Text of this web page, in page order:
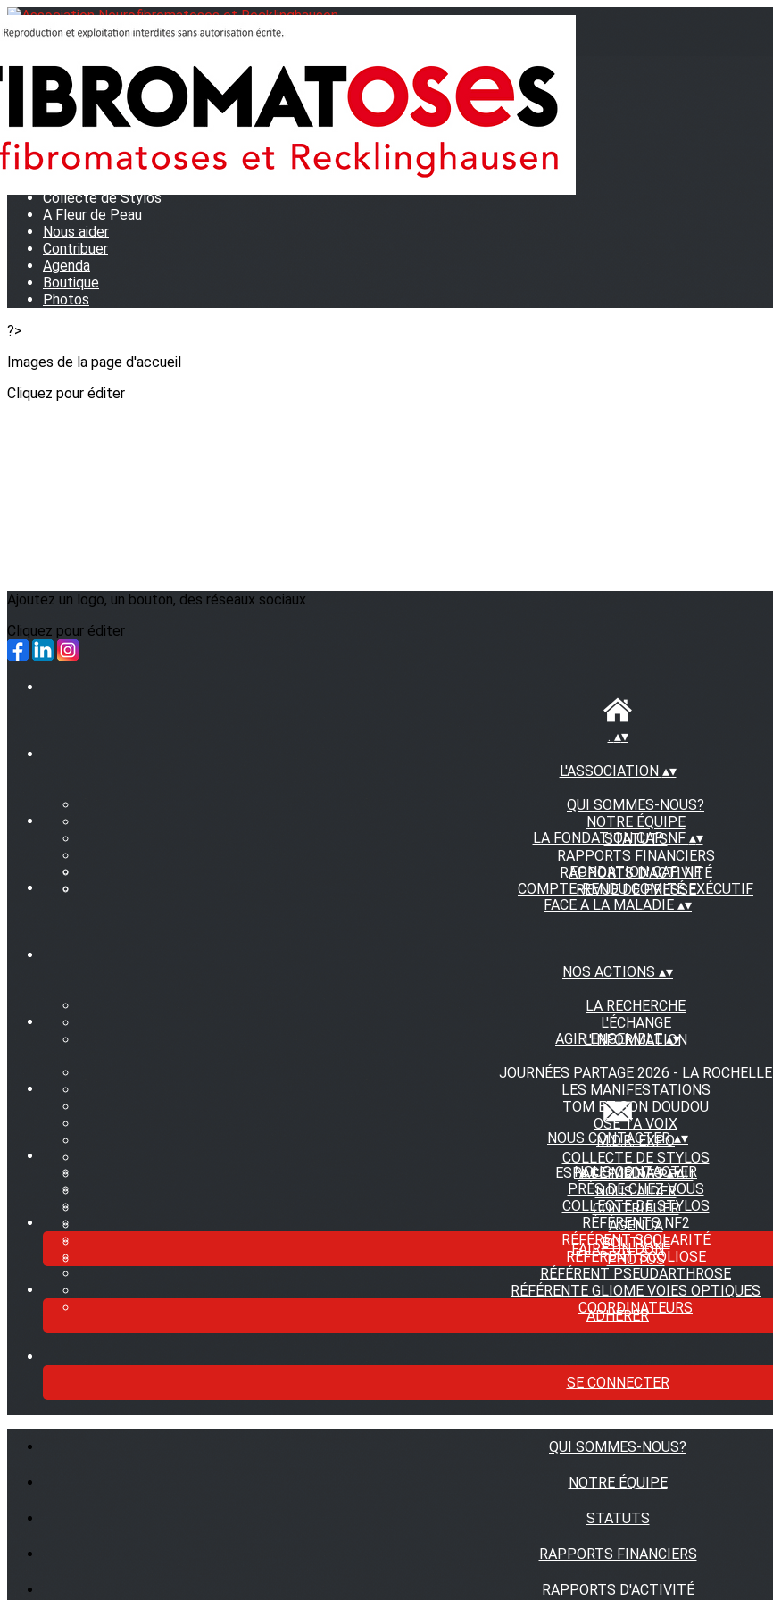
<
Journées Partage 2026 - La Rochelle
Les manifestations
Tom et son doudou
OSE TA VOIX
Collecte de Stylos
A Fleur de Peau
Nous aider
Contribuer
Agenda
Boutique
Photos
?>
Images de la page d'accueil
Cliquez pour éditer
Ajoutez un logo, un bouton, des réseaux sociaux
Cliquez pour éditer
. ▴▾
L'ASSOCIATION ▴▾
QUI SOMMES-NOUS?
NOTRE ÉQUIPE
STATUTS
RAPPORTS FINANCIERS
RAPPORTS D'ACTIVITÉ
REVUE DE PRESSE
LA FONDATION CAP NF ▴▾
FONDATION CAP NF
COMPTE-RENDU COMITÉ EXÉCUTIF
FACE A LA MALADIE ▴▾
NOS ACTIONS ▴▾
LA RECHERCHE
L'ÉCHANGE
L'INFORMATION
AGIR ENSEMBLE▴▾
JOURNÉES PARTAGE 2026 - LA ROCHELLE
LES MANIFESTATIONS
TOM ET SON DOUDOU
OSE TA VOIX
M.D.R. EXPO
COLLECTE DE STYLOS
A FLEUR DE PEAU
NOUS AIDER
CONTRIBUER
AGENDA
BOUTIQUE
PHOTOS
NOUS CONTACTER▴▾
NOUS CONTACTER
PRÈS DE CHEZ VOUS
COLLECTE DE STYLOS
RÉFÉRENTS NF2
RÉFÉRENT SCOLARITÉ
RÉFÉRENT SCOLIOSE
RÉFÉRENT PSEUDARTHROSE
RÉFÉRENTE GLIOME VOIES OPTIQUES
COORDINATEURS
ESPACE MEDIAS▴▾
FAIRE UN DON
ADHÉRER
SE CONNECTER
QUI SOMMES-NOUS?
NOTRE ÉQUIPE
STATUTS
RAPPORTS FINANCIERS
RAPPORTS D'ACTIVITÉ